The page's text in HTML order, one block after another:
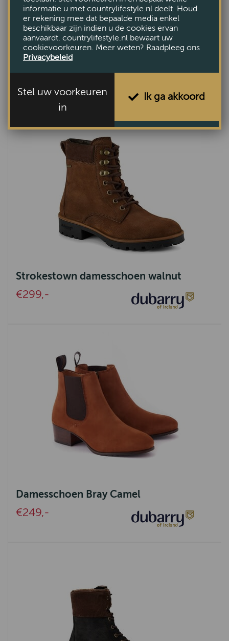
Damesschoen Florence Cafe
€149,-
Strokestown damesschoen walnut
€299,-
Damesschoen Bray Camel
€249,-
informatie u met countrylifestyle.nl deelt. Houd
er rekening mee dat bepaalde media enkel
beschikbaar zijn indien u de cookies ervan
aanvaardt. countrylifestyle.nl bewaart uw
cookievoorkeuren. Meer weten? Raadpleeg ons
Privacybeleid
Stel uw voorkeuren
in
Ik ga akkoord